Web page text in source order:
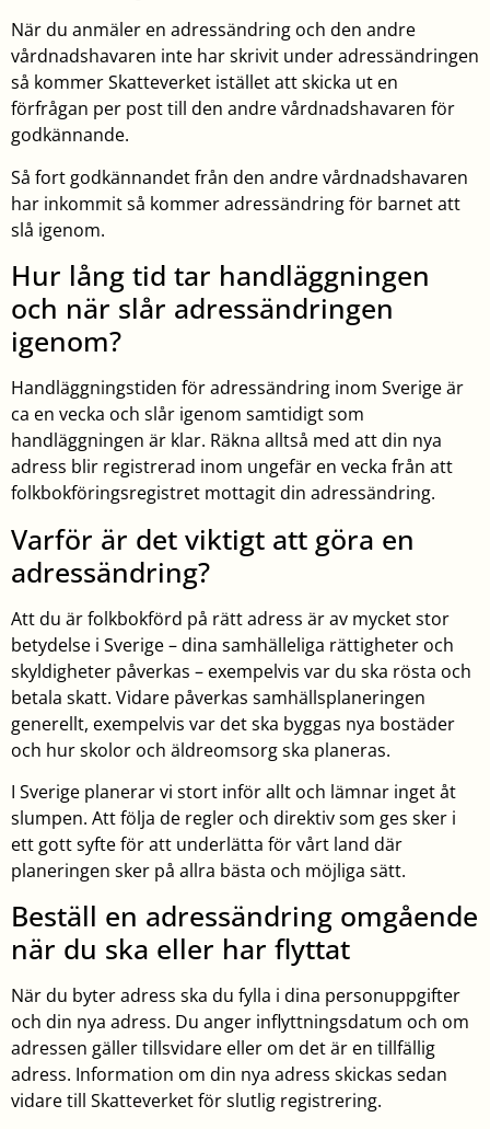
När du anmäler en adressändring och den andre
vårdnadshavaren inte har skrivit under adressändringen
så kommer Skatteverket istället att skicka ut en
förfrågan per post till den andre vårdnadshavaren för
godkännande.
Så fort godkännandet från den andre vårdnadshavaren
har inkommit så kommer adressändring för barnet att
slå igenom.
Hur lång tid tar handläggningen
och när slår adressändringen
igenom?
Handläggningstiden för adressändring inom Sverige är
ca en vecka och slår igenom samtidigt som
handläggningen är klar. Räkna alltså med att din nya
adress blir registrerad inom ungefär en vecka från att
folkbokföringsregistret mottagit din adressändring.
Varför är det viktigt att göra en
adressändring?
Att du är folkbokförd på rätt adress är av mycket stor
betydelse i Sverige – dina samhälleliga rättigheter och
skyldigheter påverkas – exempelvis var du ska rösta och
betala skatt. Vidare påverkas samhällsplaneringen
generellt, exempelvis var det ska byggas nya bostäder
och hur skolor och äldreomsorg ska planeras.
I Sverige planerar vi stort inför allt och lämnar inget åt
slumpen. Att följa de regler och direktiv som ges sker i
ett gott syfte för att underlätta för vårt land där
planeringen sker på allra bästa och möjliga sätt.
Beställ en adressändring omgående
när du ska eller har flyttat
När du byter adress ska du fylla i dina personuppgifter
och din nya adress. Du anger inflyttningsdatum och om
adressen gäller tillsvidare eller om det är en tillfällig
adress. Information om din nya adress skickas sedan
vidare till Skatteverket för slutlig registrering.